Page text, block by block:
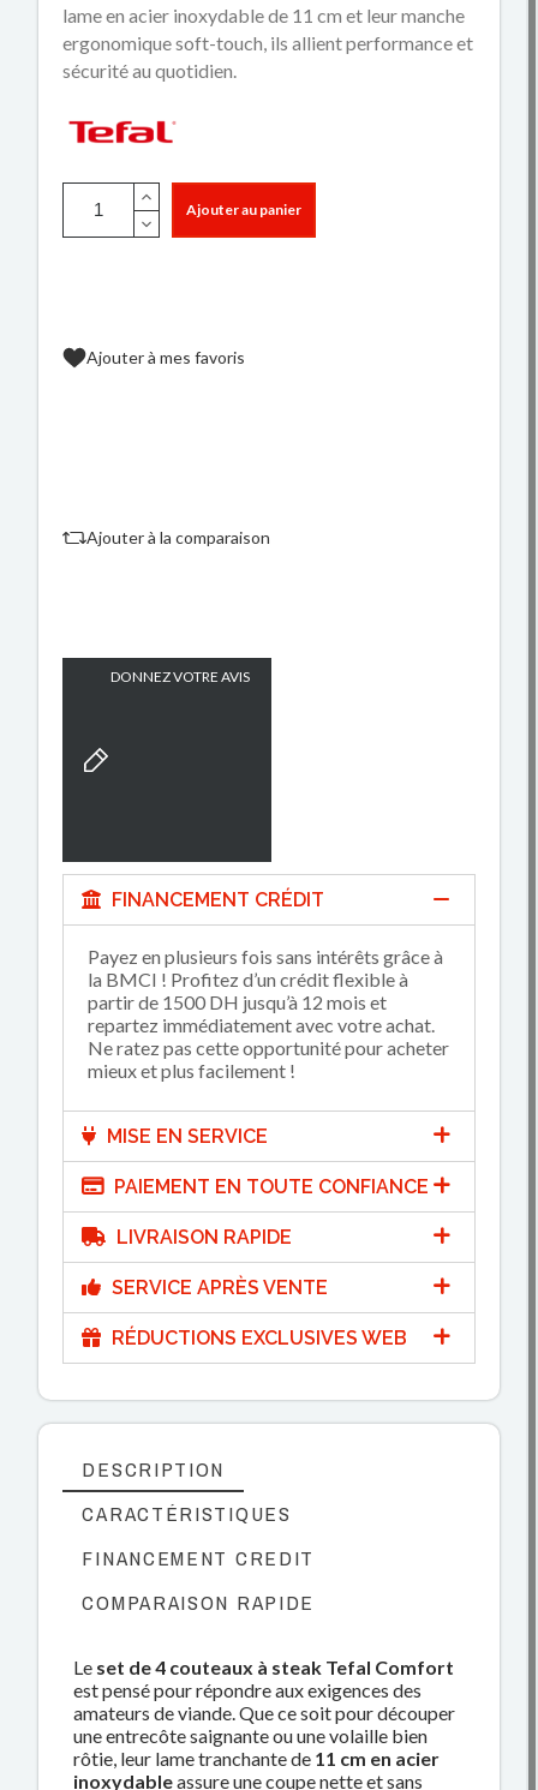
lame en acier inoxydable de 11 cm et leur manche
ergonomique soft-touch, ils allient performance et
sécurité au quotidien.
Ajouter au panier
Ajouter à mes favoris
Ajouter à la comparaison
DONNEZ VOTRE AVIS
FINANCEMENT CRÉDIT
Payez en plusieurs fois sans intérêts grâce à
la BMCI ! Profitez d’un crédit flexible à
partir de 1500 DH jusqu’à 12 mois et
repartez immédiatement avec votre achat.
Ne ratez pas cette opportunité pour acheter
mieux et plus facilement !
MISE EN SERVICE
PAIEMENT EN TOUTE CONFIANCE
LIVRAISON RAPIDE
SERVICE APRÈS VENTE
RÉDUCTIONS EXCLUSIVES WEB
DESCRIPTION
CARACTÉRISTIQUES
FINANCEMENT CREDIT
COMPARAISON RAPIDE
Le set de 4 couteaux à steak Tefal Comfort
est pensé pour répondre aux exigences des
amateurs de viande. Que ce soit pour découper
une entrecôte saignante ou une volaille bien
rôtie, leur lame tranchante de 11 cm en acier
inoxydableassure une coupe nette et sans